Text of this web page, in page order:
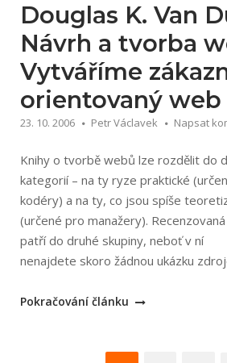
Photoshopu
Illustratoru“
Douglas K. Van
Návrh a tvorba
Vytváříme
orientovaný web
23. 10. 2006 Petr Václavek Napsat
Knihy o tvorbě webů lze rozdělit do
kategorií – na ty ryze praktické
kodéry) a na ty, co jsou spíše
(určené pro manažery). Recenzovaná
patří do druhé skupiny, neboť v ní
nenajdete skoro žádnou ukázku
„Douglas
Pokračování článku